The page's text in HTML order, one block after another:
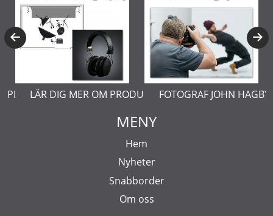
LÄR DIG MER OM PRODUKTFOTOFOTOGRAF JOHN HAGBY
MENY
Hem
Nyheter
Snabborder
Om oss